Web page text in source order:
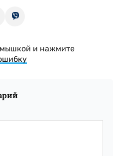
и нажмите